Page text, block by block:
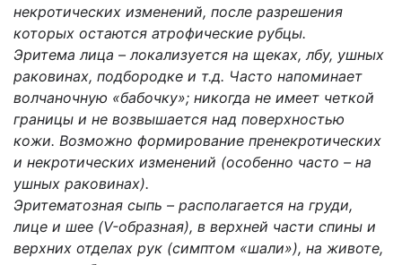
некротических изменений, после разрешения
которых остаются атрофические рубцы.
Эритема лица – локализуется на щеках, лбу, ушных
раковинах, подбородке и т.д. Часто напоминает
волчаночную «бабочку»; никогда не имеет четкой
границы и не возвышается над поверхностью
кожи. Возможно формирование пренекротических
и некротических изменений (особенно часто – на
ушных раковинах).
Эритематозная сыпь – располагается на груди,
лице и шее (V-образная), в верхней части спины и
верхних отделах рук (симптом «шали»), на животе,